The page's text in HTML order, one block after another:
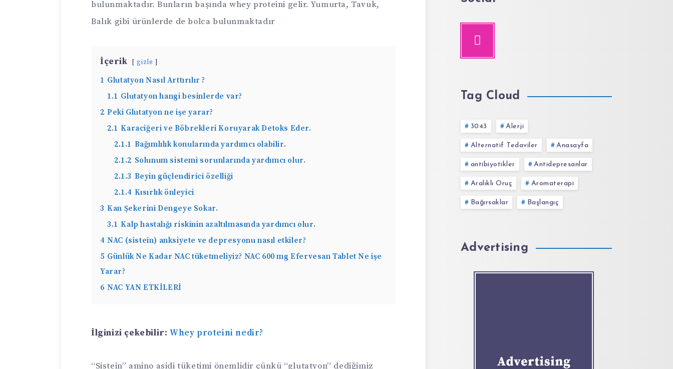
bulunmaktadır. Bunların başında whey proteini gelir. Yumurta, Tavuk,
Balık gibi ürünlerde de bolca bulunmaktadır
İçerik gizle
1 Glutatyon Nasıl Arttırılır ?
1.1 Glutatyon hangi besinlerde var?
2 Peki Glutatyon ne işe yarar?
2.1 Karaciğeri ve Böbrekleri Koruyarak Detoks Eder.
2.1.1 Bağımlılık konularında yardımcı olabilir.
2.1.2 Solunum sistemi sorunlarında yardımcı olur.
2.1.3 Beyin güçlendirici özelliği
2.1.4 Kısırlık önleyici
3 Kan Şekerini Dengeye Sokar.
3.1 Kalp hastalığı riskinin azaltılmasında yardımcı olur.
4 NAC (sistein) anksiyete ve depresyonu nasıl etkiler?
5 Günlük Ne Kadar NAC tüketmeliyiz? NAC 600 mg Efervesan Tablet Ne işe
Yarar?
6 NAC YAN ETKİLERİ
İlginizi çekebilir: Whey proteini nedir?
“Sistein” amino asidi tüketimi önemlidir çünkü “glutatyon” dediğimiz
Tag Cloud
3043 Alerji
Alternatif Tedaviler Anasayfa
antibiyotikler Antidepresanlar
Aralıklı Oruç Aromaterapi
Bağırsaklar Başlangıç
Advertising